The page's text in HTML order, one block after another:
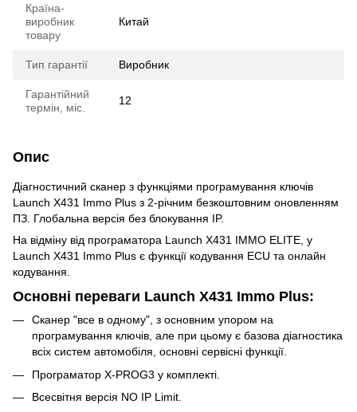
Країна-
виробник
товару
Китай
Тип гарантії Виробник
Гарантійний
термін, міс.
12
Опис
Діагностичний сканер з функціями програмування ключів
Launch X431 Immo Plus з 2-річним безкоштовним оновленням
ПЗ. Глобальна версія без блокування IP.
На відміну від програматора Launch X431 IMMO ELITE, у
Launch X431 Immo Plus є функції кодування ECU та онлайн
кодування.
Основні переваги Launch X431 Immo Plus:
Сканер "все в одному", з основним упором на
програмування ключів, але при цьому є базова діагностика
всіх систем автомобіля, основні сервісні функції.
Програматор X-PROG3 у комплекті.
Всесвітня версія NO IP Limit.